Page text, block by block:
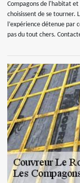
Compagons de l'habitat
choisissent de se tourner.
l’expérience détenue par
pas du tout chers.